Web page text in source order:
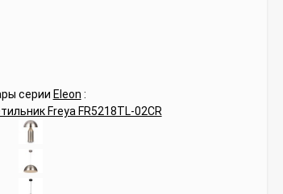
серии Eleon :